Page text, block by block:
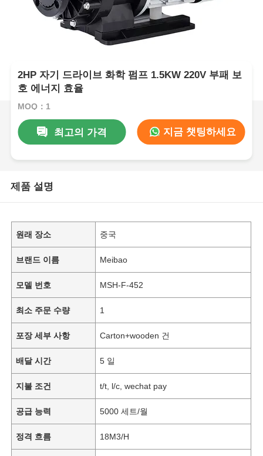
2HP 자기 드라이브 화학 펌프 1.5KW 220V 부패 보
호 에너지 효율
MOQ：1
최고의 가격 지금 챗팅하세요
제품 설명
원래 장소 중국
브랜드 이름 Meibao
모델 번호 MSH-F-452
최소 주문 수량 1
포장 세부 사항 Carton+wooden 건
배달 시간 5 일
지불 조건 t/t, l/c, wechat pay
공급 능력 5000 세트/월
정격 흐름 18M3/H